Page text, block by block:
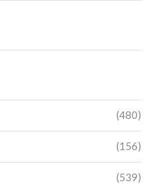
(480)
(156)
(539)